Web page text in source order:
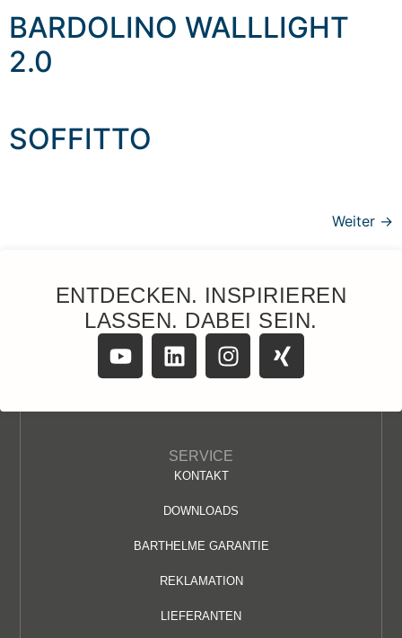
BARDOLINO WALLLIGHT
2.0
SOFFITTO
Weiter →
ENTDECKEN. INSPIRIEREN
LASSEN. DABEI SEIN.
SERVICE
KONTAKT
DOWNLOADS
BARTHELME GARANTIE
REKLAMATION
LIEFERANTEN